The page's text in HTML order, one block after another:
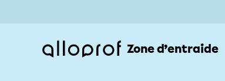
Zone d’entraide